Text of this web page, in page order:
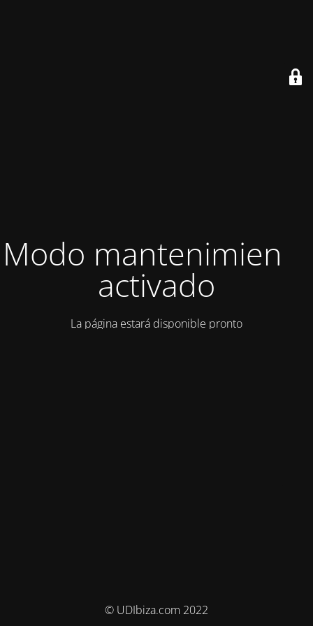
Modo mantenimiento
activado
La página estará disponible pronto
© UDIbiza.com 2022